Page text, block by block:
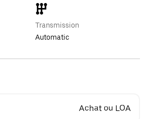
Transmission
Automatic
Achat ou LOA